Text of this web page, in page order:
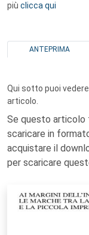
più clicca qui
ANTEPRIMA
Qui sotto puoi
articolo.
Se questo articolo
scaricare in
acquistare il
per scaricare